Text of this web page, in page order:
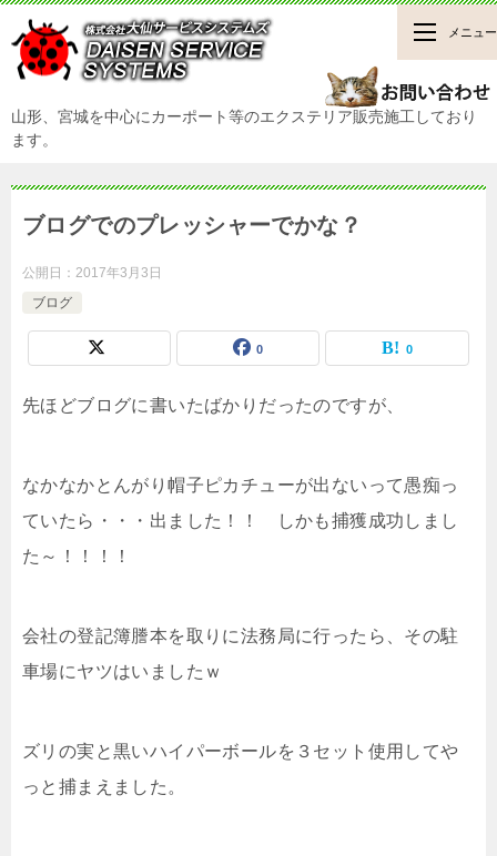
山形、宮城を中心にカーポート等のエクステリア販売施工しており
ます。
メニュー
ブログでのプレッシャーでかな？
公開日： 2017年3月3日
ブログ
0 0
先ほどブログに書いたばかりだったのですが、
なかなかとんがり帽子ピカチューが出ないって愚痴っ
ていたら・・・出ました！！ しかも捕獲成功しまし
た～！！！！
会社の登記簿謄本を取りに法務局に行ったら、その駐
車場にヤツはいましたｗ
ズリの実と黒いハイパーボールを３セット使用してや
っと捕まえました。